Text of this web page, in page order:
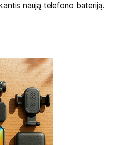
naują telefono bateriją.